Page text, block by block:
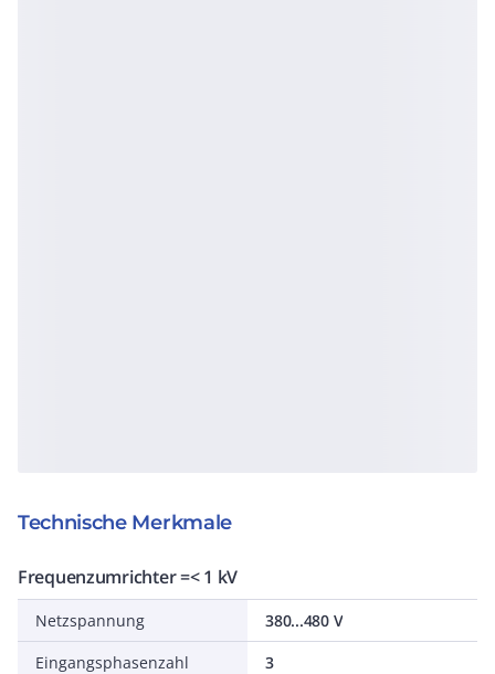
Technische Merkmale
Frequenzumrichter =< 1 kV
Netzspannung
380...480 V
Eingangsphasenzahl
3